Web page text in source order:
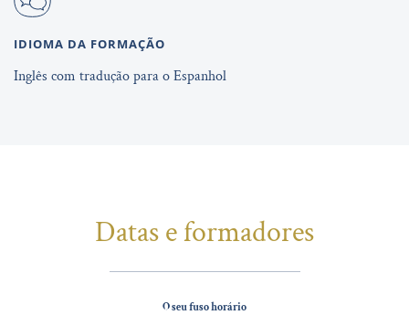
IDIOMA DA FORMAÇÃO
Inglês com tradução para o Espanhol
Datas e formadores
O seu fuso horário